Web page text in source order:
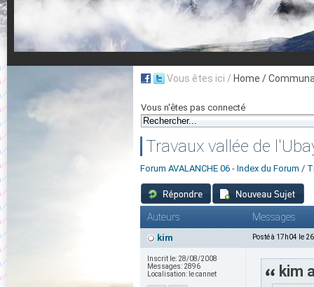
Vous êtes ici / Home /
Vous n'êtes pas connecté
Travaux vallée de
Forum AVALANCHE 06 - Index du Forum /
Auteurs Messages
kim Posté à 17h04 le
Inscrit le: 28/08/2008
Messages: 2896
Localisation: le cannet
kim